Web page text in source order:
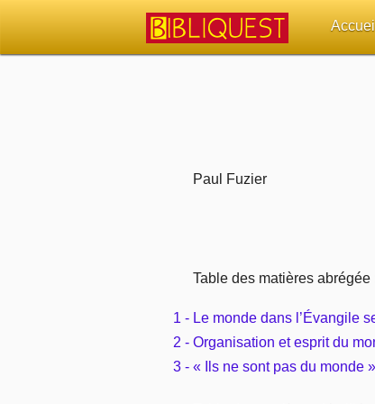
Paul Fuzier
Table des matières abrégée
1 - Le monde dans l’Évangile
2 - Organisation et esprit du
3 - « Ils ne sont pas du monde